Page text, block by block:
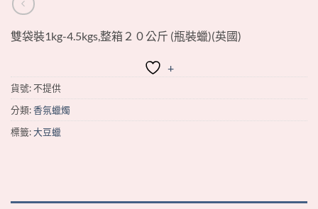
雙袋裝1kg-4.5kgs,整箱２０公斤 (瓶裝蠟)(英國)
+
貨號:不提供
分類:香氛蠟燭
標籤:大豆蠟